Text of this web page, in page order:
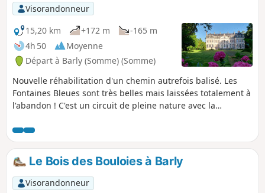
Visorandonneur
15,20 km
+172 m
-165 m
4h 50
Moyenne
Départ à Barly (Somme) (Somme)
Nouvelle réhabilitation d'un chemin autrefois balisé. Les
Fontaines Bleues sont très belles mais laissées totalement à
l'abandon ! C'est un circuit de pleine nature avec la
rando "le Bois des Bouloies". Au point (7), en virant à
gauche, on se retrouve sur ce parcours (vers le lieu-dit les
Tilleuls : point (3). Le total doit alors faire environ 24 km.
Le Bois des Bouloies à Barly
Visorandonneur